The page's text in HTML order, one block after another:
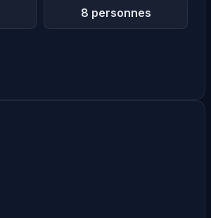
8 personnes